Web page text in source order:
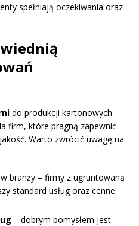
spełniają oczekiwania oraz
do produkcji kartonowych
firm, które pragną zapewnić
Warto zwrócić uwagę na
w branży – firmy z ugruntowaną
standard usług oraz cenne
– dobrym pomysłem jest